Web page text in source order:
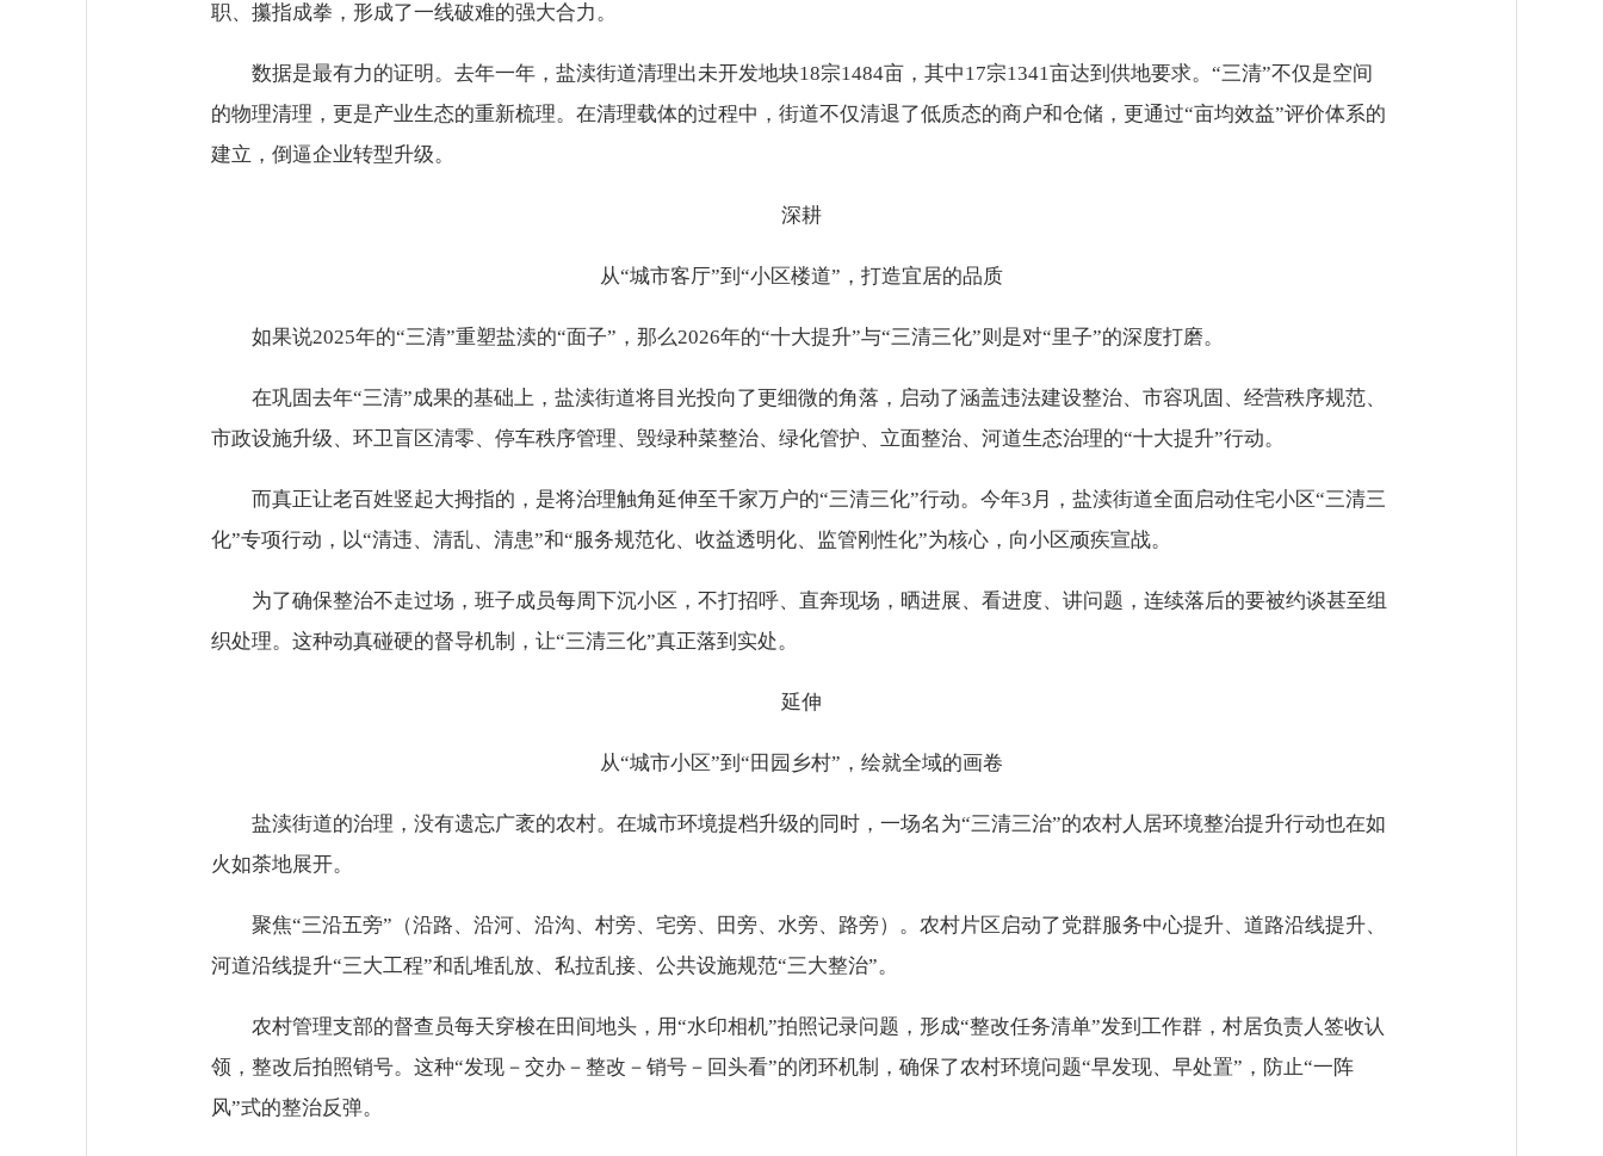
职、攥指成拳，形成了一线破难的强大合力。
数据是最有力的证明。去年一年，盐渎街道清理出未开发地块18宗1484亩，其中17宗1341亩达到供地要求。“三清”不仅是空间
的物理清理，更是产业生态的重新梳理。在清理载体的过程中，街道不仅清退了低质态的商户和仓储，更通过“亩均效益”评价体系的
建立，倒逼企业转型升级。
深耕
从“城市客厅”到“小区楼道”，打造宜居的品质
如果说2025年的“三清”重塑盐渎的“面子”，那么2026年的“十大提升”与“三清三化”则是对“里子”的深度打磨。
在巩固去年“三清”成果的基础上，盐渎街道将目光投向了更细微的角落，启动了涵盖违法建设整治、市容巩固、经营秩序规范、
市政设施升级、环卫盲区清零、停车秩序管理、毁绿种菜整治、绿化管护、立面整治、河道生态治理的“十大提升”行动。
而真正让老百姓竖起大拇指的，是将治理触角延伸至千家万户的“三清三化”行动。今年3月，盐渎街道全面启动住宅小区“三清三
化”专项行动，以“清违、清乱、清患”和“服务规范化、收益透明化、监管刚性化”为核心，向小区顽疾宣战。
为了确保整治不走过场，班子成员每周下沉小区，不打招呼、直奔现场，晒进展、看进度、讲问题，连续落后的要被约谈甚至组
织处理。这种动真碰硬的督导机制，让“三清三化”真正落到实处。
延伸
从“城市小区”到“田园乡村”，绘就全域的画卷
盐渎街道的治理，没有遗忘广袤的农村。在城市环境提档升级的同时，一场名为“三清三治”的农村人居环境整治提升行动也在如
火如荼地展开。
聚焦“三沿五旁”（沿路、沿河、沿沟、村旁、宅旁、田旁、水旁、路旁）。农村片区启动了党群服务中心提升、道路沿线提升、
河道沿线提升“三大工程”和乱堆乱放、私拉乱接、公共设施规范“三大整治”。
农村管理支部的督查员每天穿梭在田间地头，用“水印相机”拍照记录问题，形成“整改任务清单”发到工作群，村居负责人签收认
领，整改后拍照销号。这种“发现－交办－整改－销号－回头看”的闭环机制，确保了农村环境问题“早发现、早处置”，防止“一阵
风”式的整治反弹。